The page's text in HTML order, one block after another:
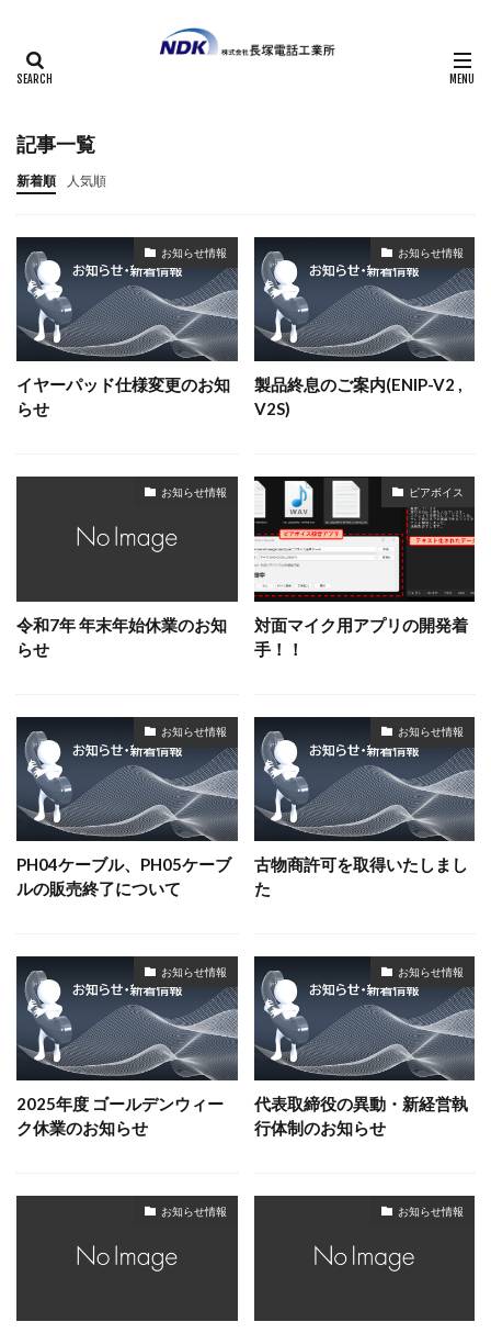
記事一覧
新着順 人気順
お知らせ情報
イヤーパッド仕様変更のお知
らせ
お知らせ情報
製品終息のご案内(ENIP-V2 ,
V2S)
お知らせ情報
令和7年 年末年始休業のお知
らせ
ピアボイス
対面マイク用アプリの開発着
手！！
お知らせ情報
PH04ケーブル、PH05ケーブ
ルの販売終了について
お知らせ情報
古物商許可を取得いたしまし
た
お知らせ情報
2025年度 ゴールデンウィー
ク休業のお知らせ
お知らせ情報
代表取締役の異動・新経営執
行体制のお知らせ
お知らせ情報 お知らせ情報